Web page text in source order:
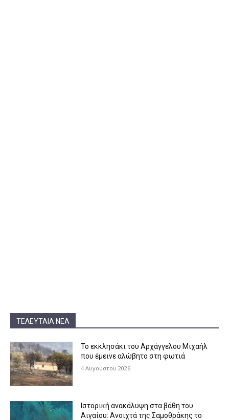
ΤΕΛΕΥΤΑΊΑ ΝΈΑ
Το εκκλησάκι του Αρχάγγελου Μιχαήλ
που έμεινε αλώβητο στη φωτιά
4 Αυγούστου 2026
Ιστορική ανακάλυψη στα βάθη του
Αιγαίου: Ανοιχτά της Σαμοθράκης το